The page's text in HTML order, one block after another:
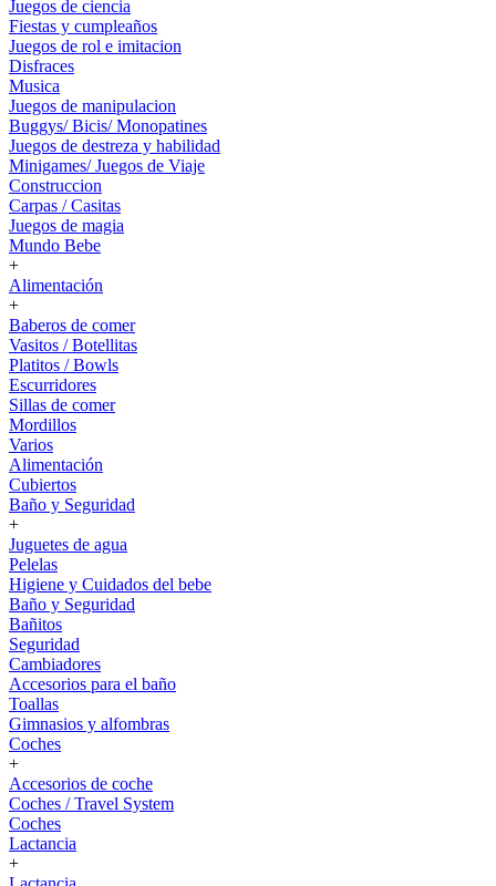
Juegos de ciencia
Fiestas y cumpleaños
Juegos de rol e imitacion
Disfraces
Musica
Juegos de manipulacion
Buggys/ Bicis/ Monopatines
Juegos de destreza y habilidad
Minigames/ Juegos de Viaje
Construccion
Carpas / Casitas
Juegos de magia
Mundo Bebe
+
Alimentación
+
Baberos de comer
Vasitos / Botellitas
Platitos / Bowls
Escurridores
Sillas de comer
Mordillos
Varios
Alimentación
Cubiertos
Baño y Seguridad
+
Juguetes de agua
Pelelas
Higiene y Cuidados del bebe
Baño y Seguridad
Bañitos
Seguridad
Cambiadores
Accesorios para el baño
Toallas
Gimnasios y alfombras
Coches
+
Accesorios de coche
Coches / Travel System
Coches
Lactancia
+